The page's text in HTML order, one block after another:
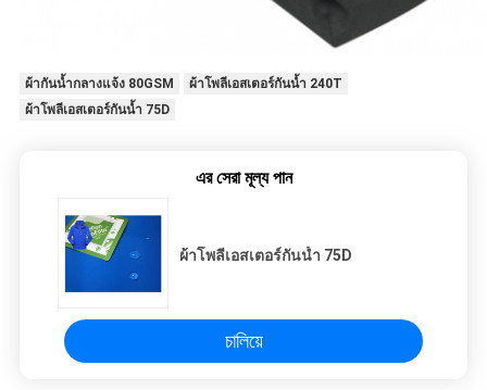
ผ้ากันน้ำกลางแจ้ง 80GSM
ผ้าโพลีเอสเตอร์กันน้ำ 240T
ผ้าโพลีเอสเตอร์กันน้ำ 75D
এর সেরা মূল্য পান
ผ้าโพลีเอสเตอร์กันน้ำ 75D
চালিয়ে